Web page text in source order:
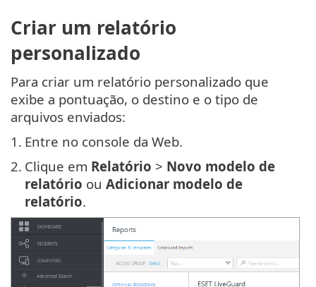
Criar um relatório
personalizado
Para criar um relatório personalizado que
exibe a pontuação, o destino e o tipo de
arquivos enviados:
1. Entre no console da Web.
2. Clique em Relatório > Novo modelo de
relatório ou Adicionar modelo de
relatório.